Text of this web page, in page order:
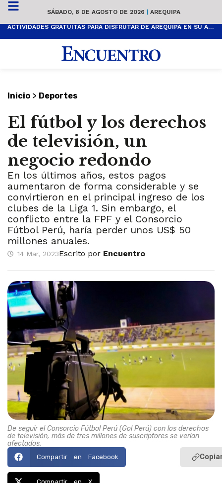
SÁBADO, 8 DE AGOSTO DE 2026 | AREQUIPA
ACTIVIDADES GRATUITAS PARA DISFRUTAR DE AREQUIPA EN SU ANIVERSARIO
Inicio > Deportes
El fútbol y los derechos
de televisión, un
negocio redondo
En los últimos años, estos pagos
aumentaron de forma considerable y se
convirtieron en el principal ingreso de los
clubes de la Liga 1. Sin embargo, el
conflicto entre la FPF y el Consorcio
Fútbol Perú, haría perder unos US$ 50
millones anuales.
14 Mar, 2023Escrito por Encuentro
De seguir el Consorcio Fútbol Perú (Gol Perú) con los derechos
de televisión, más de tres millones de suscriptores se verían
afectados.
Compartir en Facebook